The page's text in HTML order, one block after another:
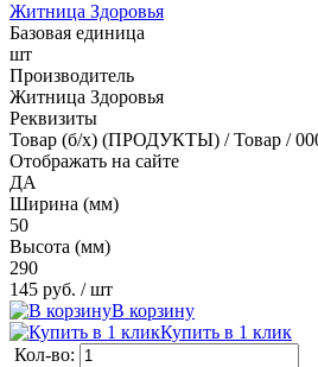
Житница Здоровья
Базовая единица
шт
Производитель
Житница Здоровья
Реквизиты
Товар (б/х) (ПРОДУКТЫ) / Товар /
Отображать на сайте
ДА
Ширина (мм)
50
Высота (мм)
290
145 руб. / шт
В корзину
Купить в 1 клик
Кол-во: